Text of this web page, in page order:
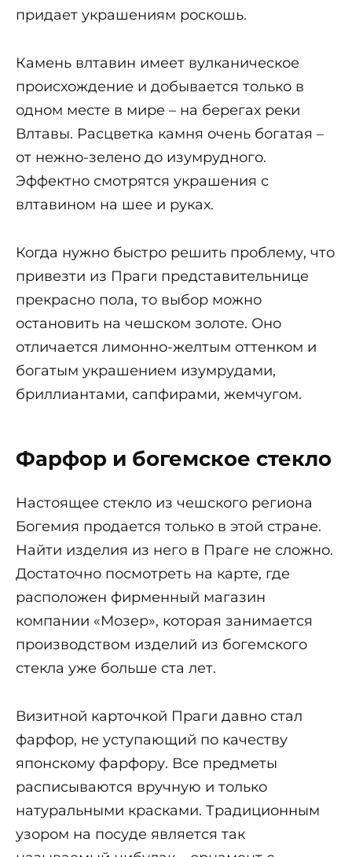
придает украшениям роскошь.
Камень влтавин имеет вулканическое
происхождение и добывается только в
одном месте в мире – на берегах реки
Влтавы. Расцветка камня очень богатая –
от нежно-зелено до изумрудного.
Эффектно смотрятся украшения с
влтавином на шее и руках.
Когда нужно быстро решить проблему, что
привезти из Праги представительнице
прекрасно пола, то выбор можно
остановить на чешском золоте. Оно
отличается лимонно-желтым оттенком и
богатым украшением изумрудами,
бриллиантами, сапфирами, жемчугом.
Фарфор и богемское стекло
Настоящее стекло из чешского региона
Богемия продается только в этой стране.
Найти изделия из него в Праге не сложно.
Достаточно посмотреть на карте, где
расположен фирменный магазин
компании «Мозер», которая занимается
производством изделий из богемского
стекла уже больше ста лет.
Визитной карточкой Праги давно стал
фарфор, не уступающий по качеству
японскому фарфору. Все предметы
расписываются вручную и только
натуральными красками. Традиционным
узором на посуде является так